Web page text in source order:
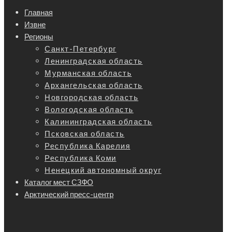
Главная
Извне
Регионы
Санкт-Петербург
Ленинградская область
Мурманская область
Архангельская область
Новгородская область
Вологодская область
Калининградская область
Псковская область
Республика Карелия
Республика Коми
Ненецкий автономный округ
Каталог мест СЗФО
Арктический пресс-центр